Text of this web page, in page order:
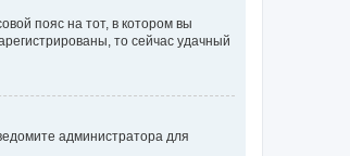
пояс на тот, в котором вы
то сейчас удачный
администратора для